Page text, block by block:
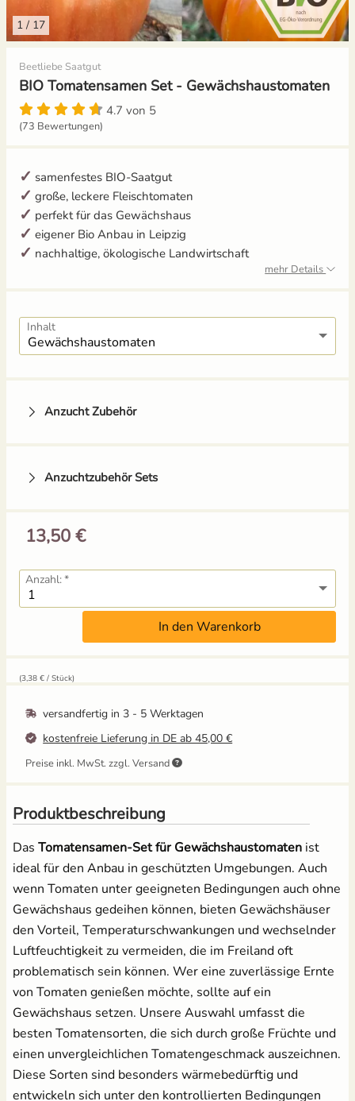
1 / 17
Beetliebe Saatgut
BIO Tomatensamen Set - Gewächshaustomaten
4.7 von 5
(73 Bewertungen)
samenfestes BIO-Saatgut
große, leckere Fleischtomaten
perfekt für das Gewächshaus
eigener Bio Anbau in Leipzig
nachhaltige, ökologische Landwirtschaft
mehr Details
Inhalt
Anzucht Zubehör
Pikierstab aus Holz -
Buche
Tomatenschere zum
Ausgeizen, Beschneiden
& Ernten
10,49 €
UVP14,95 €
Erdtopfpresse für
Hobbygärtner & Profis
7,69 € UVP 8,29 €
Anzuchtzubehör Sets
Grow-Set klein -
UVP13,59 €
Hobbygärtner
Grow-Set groß -
Profigärtner
21,95 €
Anzuchtschalen Set
[Kunststoff] &
Pikierstab aus Holz
13,99 €
Anzuchtschalen Set &
Erdtopfpresse
[Kunststoff]
13,50 €
Anzahl:
In den Warenkorb
(3,38 € / Stück)
versandfertig in3 - 5 Werktagen
kostenfreie Lieferung in DE ab 45,00 €
Preise inkl. MwSt. zzgl. Versand
Produktbeschreibung
Das Tomatensamen-Set für Gewächshaustomaten ist
ideal für den Anbau in geschützten Umgebungen. Auch
wenn Tomaten unter geeigneten Bedingungen auch ohne
Gewächshaus gedeihen können, bieten Gewächshäuser
den Vorteil, Temperaturschwankungen und wechselnder
Luftfeuchtigkeit zu vermeiden, die im Freiland oft
problematisch sein können. Wer eine zuverlässige Ernte
von Tomaten genießen möchte, sollte auf ein
Gewächshaus setzen. Unsere Auswahl umfasst die
besten Tomatensorten, die sich durch große Früchte und
einen unvergleichlichen Tomatengeschmack auszeichnen.
Diese Sorten sind besonders wärmebedürftig und
entwickeln sich unter den kontrollierten Bedingungen
Gemüsesamen Set
Gurken
Jalapeno
Kohl
Kohlrabi
Kürbis
Möhren
Porree/ Lauch
Rosenkohl
Rote Bete
Zucchini
Zuckermais
Zuckerschoten
Aussaat und Anzucht im Dezember
Aussaat und Anzucht im Juli
Aussaat und Anzucht im Juni